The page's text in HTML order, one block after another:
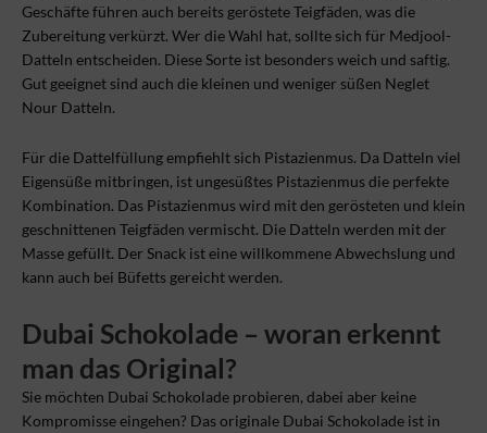
Geschäfte führen auch bereits geröstete Teigfäden, was die
Zubereitung verkürzt. Wer die Wahl hat, sollte sich für Medjool-
Datteln entscheiden. Diese Sorte ist besonders weich und saftig.
Gut geeignet sind auch die kleinen und weniger süßen Neglet
Nour Datteln.
Für die Dattelfüllung empfiehlt sich Pistazienmus. Da Datteln viel
Eigensüße mitbringen, ist ungesüßtes Pistazienmus die perfekte
Kombination. Das Pistazienmus wird mit den gerösteten und klein
geschnittenen Teigfäden vermischt. Die Datteln werden mit der
Masse gefüllt. Der Snack ist eine willkommene Abwechslung und
kann auch bei Büfetts gereicht werden.
Dubai Schokolade – woran erkennt
man das Original?
Sie möchten Dubai Schokolade probieren, dabei aber keine
Kompromisse eingehen? Das originale Dubai Schokolade ist in